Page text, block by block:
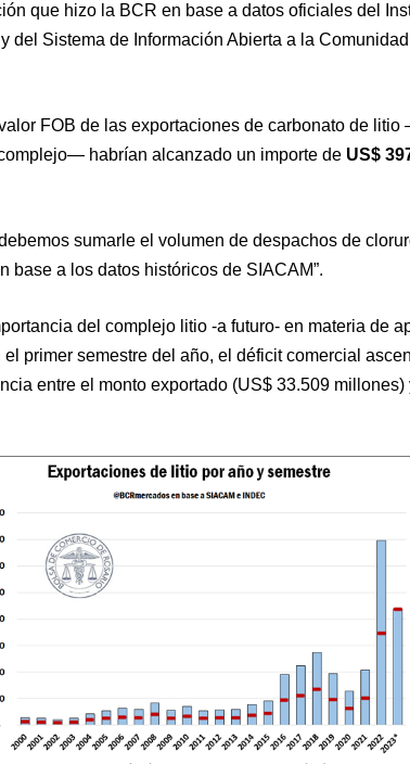
que hizo la BCR en base a datos oficiales del
del Sistema de Información Abierta a la
FOB de las exportaciones de carbonato de
habrían alcanzado un importe de US$
sumarle el volumen de despachos de
base a los datos históricos de SIACAM”.
del complejo litio -a futuro- en materia de
el primer semestre del año, el déficit comercial
entre el monto exportado (US$ 33.509